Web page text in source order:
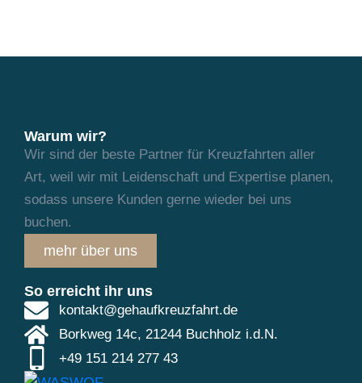
Warum wir?
Wir sind der beste Partner für Kreuzfahrten aller
Art, weil wir mit Leidenschaft und Expertise planen,
sodass unsere Kunden gerne wieder bei uns
buchen.
mehr über uns
So erreicht ihr uns
kontakt@gehaufkreuzfahrt.de
Borkweg 14c, 21244 Buchholz i.d.N.
+49 151 214 277 43